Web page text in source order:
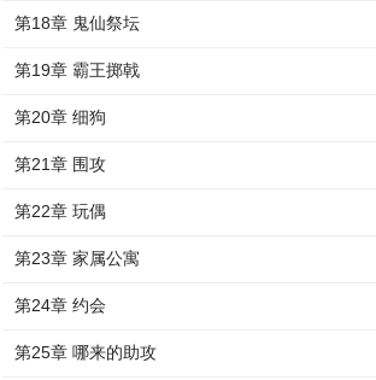
第18章 鬼仙祭坛
第19章 霸王掷戟
第20章 细狗
第21章 围攻
第22章 玩偶
第23章 家属公寓
第24章 约会
第25章 哪来的助攻